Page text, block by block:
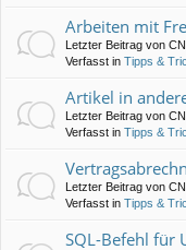
Arbeiten mit
Letzter Beitrag von
Verfasst in Tipps &
Artikel in
Letzter Beitrag von
Verfasst in Tipps &
Letzter Beitrag von
Verfasst in Tipps &
SQL-Befehl für